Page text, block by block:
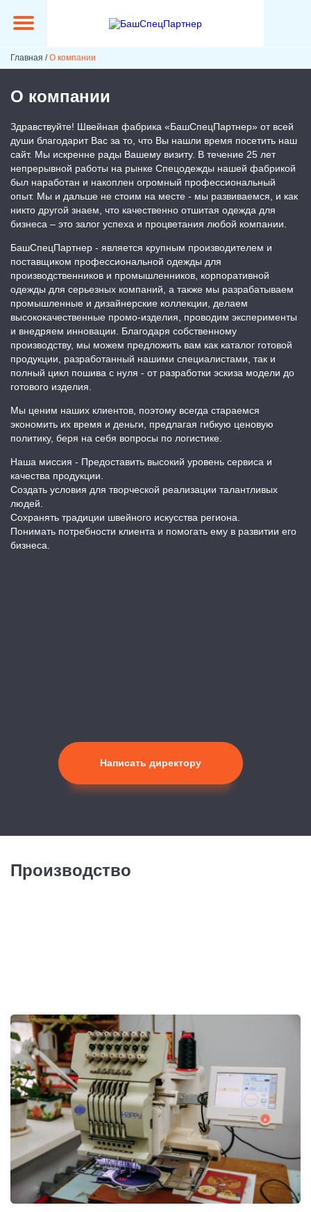
Главная /О компании
О компании
Здравствуйте! Швейная фабрика «БашСпецПартнер» от всей
души благодарит Вас за то, что Вы нашли время посетить наш
сайт. Мы искренне рады Вашему визиту. В течение 25 лет
непрерывной работы на рынке Спецодежды нашей фабрикой
был наработан и накоплен огромный профессиональный
опыт. Мы и дальше не стоим на месте - мы развиваемся, и как
никто другой знаем, что качественно отшитая одежда для
бизнеса – это залог успеха и процветания любой компании.
БашСпецПартнер - является крупным производителем и
поставщиком профессиональной одежды для
производственников и промышленников, корпоративной
одежды для серьезных компаний, а также мы разрабатываем
промышленные и дизайнерские коллекции, делаем
высококачественные промо-изделия, проводим эксперименты
и внедряем инновации. Благодаря собственному
производству, мы можем предложить вам как каталог готовой
продукции, разработанный нашими специалистами, так и
полный цикл пошива с нуля - от разработки эскиза модели до
готового изделия.
Мы ценим наших клиентов, поэтому всегда стараемся
экономить их время и деньги, предлагая гибкую ценовую
политику, беря на себя вопросы по логистике.
Наша миссия - Предоставить высокий уровень сервиса и
качества продукции.
Создать условия для творческой реализации талантливых
людей.
Сохранять традиции швейного искусства региона.
Понимать потребности клиента и помогать ему в развитии его
бизнеса.
Написать директору
Производство